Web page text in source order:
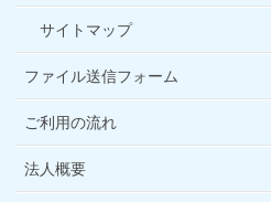
サイトマップ
ファイル送信フォーム
ご利用の流れ
法人概要